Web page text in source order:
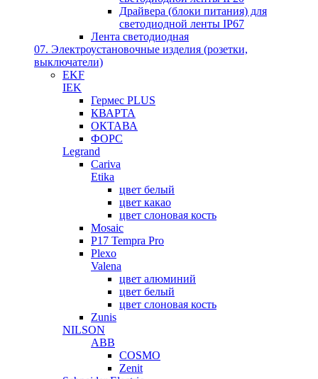
Драйвера (блоки питания) для
светодиодной ленты IP67
Лента светодиодная
07. Электроустановочные изделия (розетки,
выключатели)
EKF
IEK
Гермес PLUS
КВАРТА
ОКТАВА
ФОРС
Legrand
Cariva
Etika
цвет белый
цвет какао
цвет слоновая кость
Mosaic
P17 Tempra Pro
Plexo
Valena
цвет алюминий
цвет белый
цвет слоновая кость
Zunis
NILSON
ABB
COSMO
Zenit